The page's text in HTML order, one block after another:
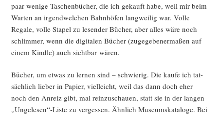
paar weni­ge Taschen­bü­cher, die ich gekauft habe, weil mir beim
War­ten an irgend­wel­chen Bahn­hö­fen lang­wei­lig war. Vol­le
Rega­le, vol­le Sta­pel zu lesen­der Bücher, aber alles wäre noch
schlim­mer, wenn die digi­ta­len Bücher (zuge­ge­be­ner­ma­ßen auf
einem Kind­le) auch sicht­bar wären.
Bücher, um etwas zu ler­nen sind – schwie­rig. Die kau­fe ich tat­
säch­lich lie­ber in Papier, viel­leicht, weil das dann doch eher
noch den Anreiz gibt, mal rein­zu­schau­en, statt sie in der lan­gen
„Ungelesen“-Liste zu ver­ges­sen. Ähn­lich Muse­ums­ka­ta­lo­ge. Bei